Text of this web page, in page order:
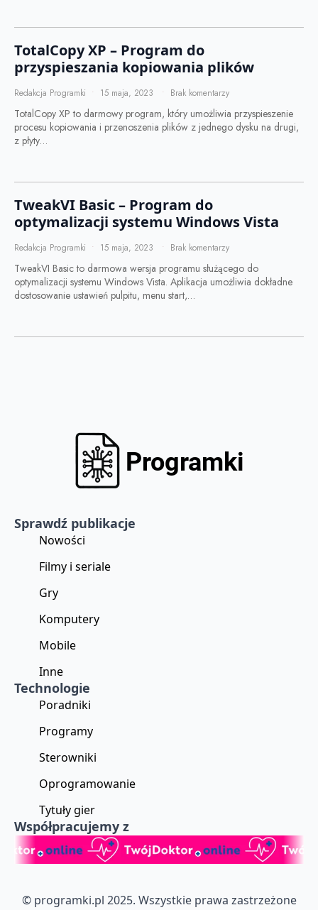
TotalCopy XP – Program do
przyspieszania kopiowania plików
Redakcja Programki 15 maja, 2023 Brak komentarzy
TotalCopy XP to darmowy program, który umożliwia przyspieszenie
procesu kopiowania i przenoszenia plików z jednego dysku na drugi,
z płyty…
TweakVI Basic – Program do
optymalizacji systemu Windows Vista
Redakcja Programki 15 maja, 2023 Brak komentarzy
TweakVI Basic to darmowa wersja programu służącego do
optymalizacji systemu Windows Vista. Aplikacja umożliwia dokładne
dostosowanie ustawień pulpitu, menu start,…
Sprawdź publikacje
Nowości
Filmy i seriale
Gry
Komputery
Mobile
Inne
Technologie
Poradniki
Programy
Sterowniki
Oprogramowanie
Tytuły gier
Współpracujemy z
© programki.pl 2025. Wszystkie prawa zastrzeżone